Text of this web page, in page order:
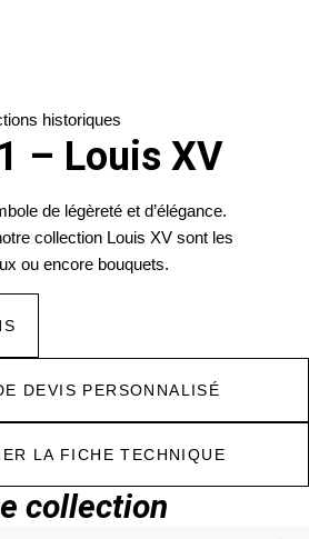
historiques
– Louis XV
de légèreté et d’élégance.
collection Louis XV sont les
ou encore bouquets.
DEVIS PERSONNALISÉ
LA FICHE TECHNIQUE
collection